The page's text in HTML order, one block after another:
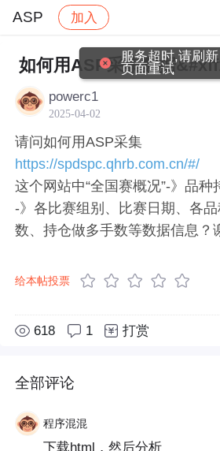
ASP 加入
社区 ASP 帖子详情
如何用ASP采集数据
powerc1
2025-04-02
请问如何用ASP采集
https://spdspc.qhrb.com.cn/#/
这个网站中“全国赛概况”-》品种
-》各比赛组别、比赛日期、各
数、持仓做多手数等数据信息？
给本帖投票
618 1 打赏
全部评论
程序混混
下载html，然后分析
服务超时,请刷新
页面重试